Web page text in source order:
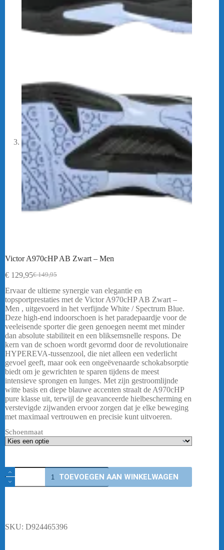
Victor A970cHP AB Zwart – Men
€149,95
Oorspronkelijke
prijs
was:
€ 149,95.
€ 129,95Huidige
prijs
is:
€ 129,95.
Ervaar de ultieme synergie van elegantie en
topsportprestaties met de Victor A970cHP AB Zwart –
Men , uitgevoerd in het verfijnde White / Spectrum Blue.
Deze high-end indoorschoen is het paradepaardje voor de
veeleisende sporter die geen genoegen neemt met minder
dan absolute stabiliteit en een bliksemsnelle respons. De
kern van de schoen wordt gevormd door de revolutionaire
HYPEREVA-tussenzool, die niet alleen een vederlicht
gevoel geeft, maar ook een ongeëvenaarde schokabsorptie
biedt om je gewrichten te sparen tijdens de meest
intensieve sprongen en lunges. Met zijn gestroomlijnde
witte basis en diepe blauwe accenten straalt de A970cHP
pure klasse uit, terwijl de geavanceerde hielbescherming en
verstevigde zijwanden ervoor zorgen dat je elke beweging
met maximaal vertrouwen en precisie kunt uitvoeren.
Schoenmaat
Victor
A970cHP
AB
TOEVOEGEN AAN WINKELWAGEN
SKU: D924465396